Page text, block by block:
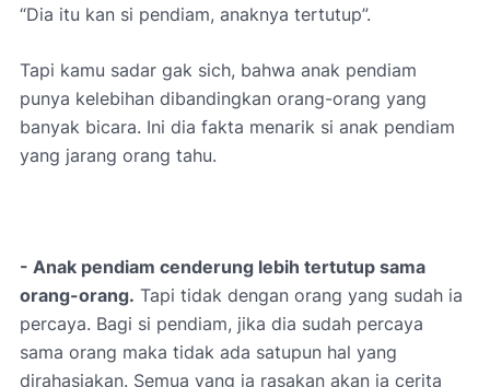
“Dia itu kan si pendiam, anaknya tertutup”.
Tapi kamu sadar gak sich, bahwa anak pendiam
punya kelebihan dibandingkan orang-orang yang
banyak bicara. Ini dia fakta menarik si anak pendiam
yang jarang orang tahu.
- Anak pendiam cenderung lebih tertutup sama
orang-orang. Tapi tidak dengan orang yang sudah ia
percaya. Bagi si pendiam, jika dia sudah percaya
sama orang maka tidak ada satupun hal yang
dirahasiakan. Semua yang ia rasakan akan ia cerita